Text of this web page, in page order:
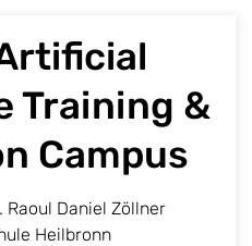
Training &
Campus
Raoul Daniel Zöllner
Heilbronn